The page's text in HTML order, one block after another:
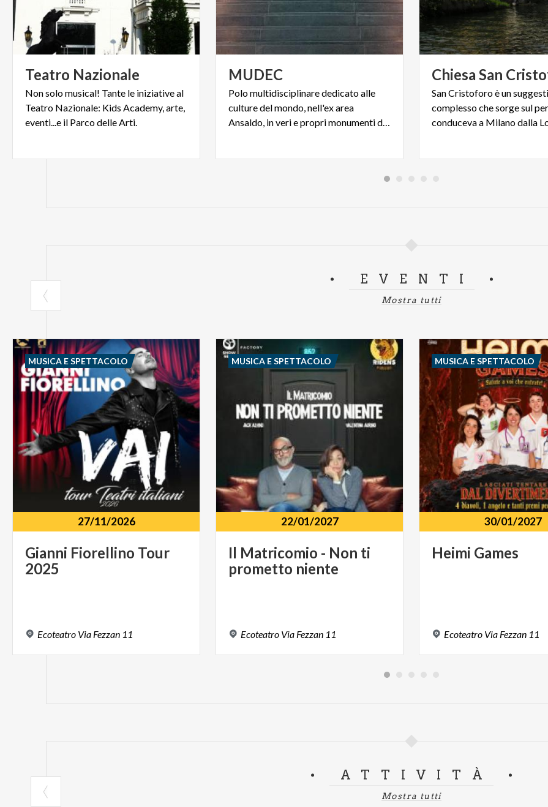
Teatro Nazionale
Non solo musical! Tante le iniziative al
Teatro Nazionale: Kids Academy, arte,
eventi...e il Parco delle Arti.
MUDEC
Polo multidisciplinare dedicato alle
culture del mondo, nell'ex area
Ansaldo, in veri e propri monumenti di archeologia industriale
Chiesa San
San Cristoforo è un
complesso che sorge sul
conduceva a Milano dalla
EVENTI
Mostra tutti
27/11/2026
Gianni Fiorellino Tour
2025
Ecoteatro Via Fezzan 11
MUSICA E SPETTACOLO
22/01/2027
Il Matricomio - Non ti
prometto niente
Ecoteatro Via Fezzan 11
MUSICA E SPETTACOLO
30/01/2027
Heimi Games
Ecoteatro Via Fezzan 11
MUSICA E SPETTACOLO
ATTIVITÀ
Mostra tutti